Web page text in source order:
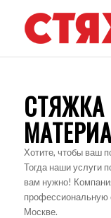
Хотите, чтобы ваш
Тогда наши услуги
вам нужно!
профессиональную
Москве.